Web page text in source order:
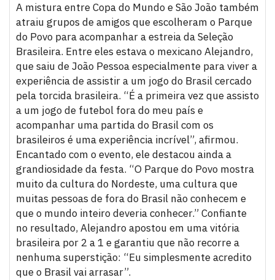
A mistura entre Copa do Mundo e São João também
atraiu grupos de amigos que escolheram o Parque
do Povo para acompanhar a estreia da Seleção
Brasileira. Entre eles estava o mexicano Alejandro,
que saiu de João Pessoa especialmente para viver a
experiência de assistir a um jogo do Brasil cercado
pela torcida brasileira. “É a primeira vez que assisto
a um jogo de futebol fora do meu país e
acompanhar uma partida do Brasil com os
brasileiros é uma experiência incrível”, afirmou.
Encantado com o evento, ele destacou ainda a
grandiosidade da festa. “O Parque do Povo mostra
muito da cultura do Nordeste, uma cultura que
muitas pessoas de fora do Brasil não conhecem e
que o mundo inteiro deveria conhecer.” Confiante
no resultado, Alejandro apostou em uma vitória
brasileira por 2 a 1 e garantiu que não recorre a
nenhuma superstição: “Eu simplesmente acredito
que o Brasil vai arrasar”.